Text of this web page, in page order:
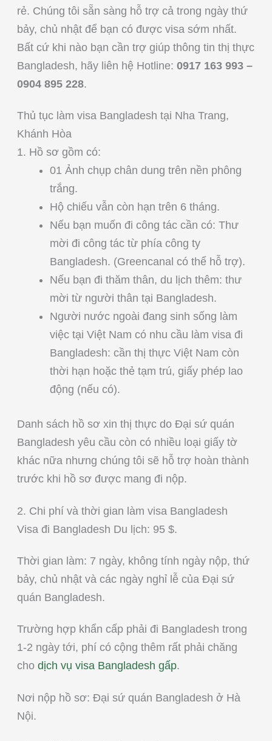
rẻ. Chúng tôi sẵn sàng hỗ trợ cả trong ngày thứ
bảy, chủ nhật để bạn có được visa sớm nhất.
Bất cứ khi nào bạn cần trợ giúp thông tin thị thực
Bangladesh, hãy liên hệ Hotline: 0917 163 993 –
0904 895 228.
Thủ tục làm visa Bangladesh tại Nha Trang,
Khánh Hòa
1. Hồ sơ gồm có:
01 Ảnh chụp chân dung trên nền phông
trắng.
Hộ chiếu vẫn còn hạn trên 6 tháng.
Nếu bạn muốn đi công tác cần có: Thư
mời đi công tác từ phía công ty
Bangladesh. (Greencanal có thể hỗ trợ).
Nếu bạn đi thăm thân, du lịch thêm: thư
mời từ người thân tại Bangladesh.
Người nước ngoài đang sinh sống làm
việc tại Việt Nam có nhu cầu làm visa đi
Bangladesh: cần thị thực Việt Nam còn
thời hạn hoặc thẻ tạm trú, giấy phép lao
động (nếu có).
Danh sách hồ sơ xin thị thực do Đại sứ quán
Bangladesh yêu cầu còn có nhiều loại giấy tờ
khác nữa nhưng chúng tôi sẽ hỗ trợ hoàn thành
trước khi hồ sơ được mang đi nộp.
2. Chi phí và thời gian làm visa Bangladesh
Visa đi Bangladesh Du lịch: 95 $.
Thời gian làm: 7 ngày, không tính ngày nộp, thứ
bảy, chủ nhật và các ngày nghỉ lễ của Đại sứ
quán Bangladesh.
Trường hợp khẩn cấp phải đi Bangladesh trong
1-2 ngày tới, phí có cộng thêm rất phải chăng
cho dịch vụ visa Bangladesh gấp.
Nơi nộp hồ sơ: Đại sứ quán Bangladesh ở Hà
Nội.